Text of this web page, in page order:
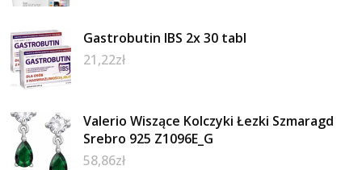
Gastrobutin IBS 2x 30 tabl
21,22zł
Valerio Wiszące Kolczyki Łezki Szmaragd
Srebro 925 Z1096E_G
58,86zł